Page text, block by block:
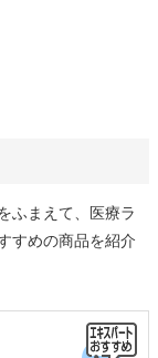
ふまえて、医療ラ
すめの商品を紹介